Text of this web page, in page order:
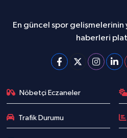
En güncel spor gelişmelerinin
haberleri
Nöbetçi Eczaneler
Trafik Durumu